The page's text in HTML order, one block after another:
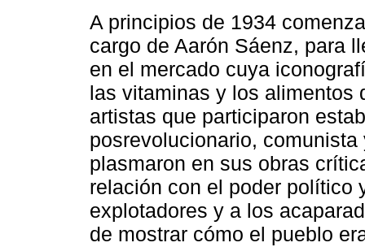
A principios de 1934
cargo de Aarón Sáenz, para
en el mercado cuya
las vitaminas y los alimentos
artistas que participaron
posrevolucionario,
plasmaron en sus obras
relación con el poder político
explotadores y a los
de mostrar cómo el pueblo